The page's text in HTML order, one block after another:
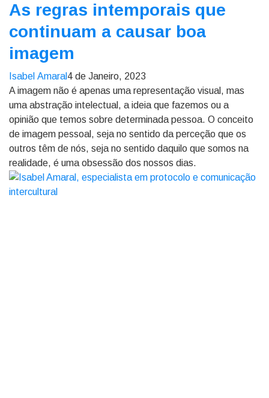
As regras intemporais que
continuam a causar boa
imagem
Isabel Amaral 4 de Janeiro, 2023
A imagem não é apenas uma representação visual, mas
uma abstração intelectual, a ideia que fazemos ou a
opinião que temos sobre determinada pessoa. O conceito
de imagem pessoal, seja no sentido da perceção que os
outros têm de nós, seja no sentido daquilo que somos na
realidade, é uma obsessão dos nossos dias.